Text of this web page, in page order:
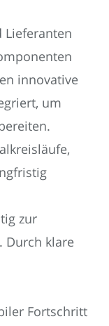
Lieferanten
innovative
um
zur
Durch klare
Fortschritt